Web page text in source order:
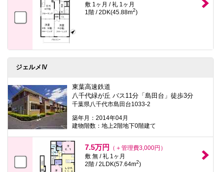
敷 1ヶ月 / 礼 1ヶ月
1階 / 2DK(45.88m2)
ジェルメⅣ
東葉高速鉄道
八千代緑が丘 バス11分「島田台」徒歩3分
千葉県八千代市島田台1033-2
築年月：2014年04月
建物階数：地上2階地下0階建て
7.5万円
（＋管理費3,000円）
敷 無 / 礼 1ヶ月
2階 / 2LDK(57.64m2)